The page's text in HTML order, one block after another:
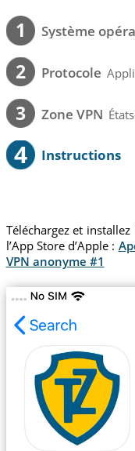
1 Système
2 Protocole
3 Zone VPN
4 Instructions
Téléchargez et
l’App Store d’Apple :
VPN anonyme #1